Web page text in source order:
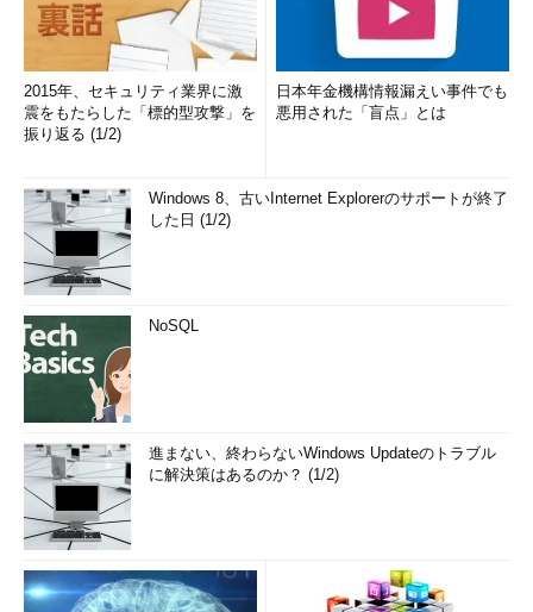
2015年、セキュリティ業界に激
震をもたらした「標的型攻撃」を
振り返る (1/2)
日本年金機構情報漏えい事件でも
悪用された「盲点」とは
Windows 8、古いInternet Explorerのサポートが終了
した日 (1/2)
NoSQL
進まない、終わらないWindows Updateのトラブル
に解決策はあるのか？ (1/2)